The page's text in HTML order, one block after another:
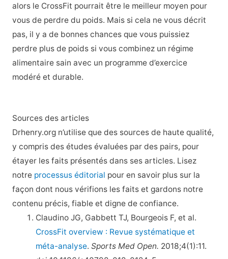
alors le CrossFit pourrait être le meilleur moyen pour
vous de perdre du poids. Mais si cela ne vous décrit
pas, il y a de bonnes chances que vous puissiez
perdre plus de poids si vous combinez un régime
alimentaire sain avec un programme d’exercice
modéré et durable.
Sources des articles
Drhenry.org n’utilise que des sources de haute qualité,
y compris des études évaluées par des pairs, pour
étayer les faits présentés dans ses articles. Lisez
notre processus éditorial pour en savoir plus sur la
façon dont nous vérifions les faits et gardons notre
contenu précis, fiable et digne de confiance.
Claudino JG, Gabbett TJ, Bourgeois F, et al.
CrossFit overview : Revue systématique et
méta-analyse.Sports Med Open. 2018;4(1):11.